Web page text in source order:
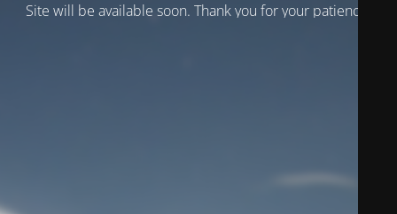
Site will be available soon. Thank you for your patience!